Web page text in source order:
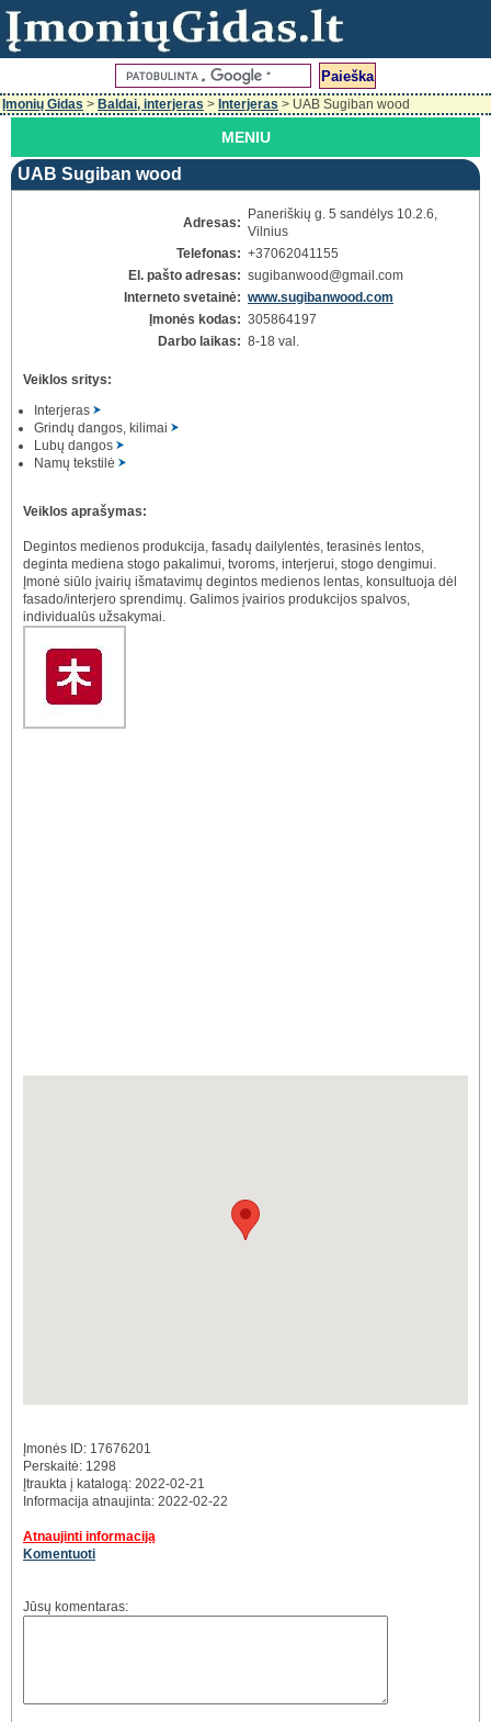
Įmonių Gidas > Baldai, interjeras > Interjeras > UAB Sugiban wood
MENIU
UAB Sugiban wood
Adresas:
Paneriškių g. 5 sandėlys 10.2.6,
Vilnius
Telefonas: +37062041155
El. pašto adresas: sugibanwood @gmail.com
Interneto svetainė: www.sugibanwood.com
Įmonės kodas: 305864197
Darbo laikas: 8-18 val.
Veiklos sritys:
Interjeras
Grindų dangos, kilimai
Lubų dangos
Namų tekstilė
Veiklos aprašymas:
Degintos medienos produkcija, fasadų dailylentės, terasinės lentos,
deginta mediena stogo pakalimui, tvoroms, interjerui, stogo dengimui.
Įmonė siūlo įvairių išmatavimų degintos medienos lentas, konsultuoja dėl
fasado/interjero sprendimų. Galimos įvairios produkcijos spalvos,
individualūs užsakymai.
Įmonės ID: 17676201
Perskaitė: 1298
Įtraukta į katalogą: 2022-02-21
Informacija atnaujinta: 2022-02-22
Atnaujinti informaciją
Komentuoti
Jūsų komentaras: